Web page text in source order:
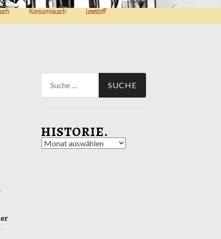
Konsumrausch
Lesestoff
nach:
HISTORIE.
Historie.